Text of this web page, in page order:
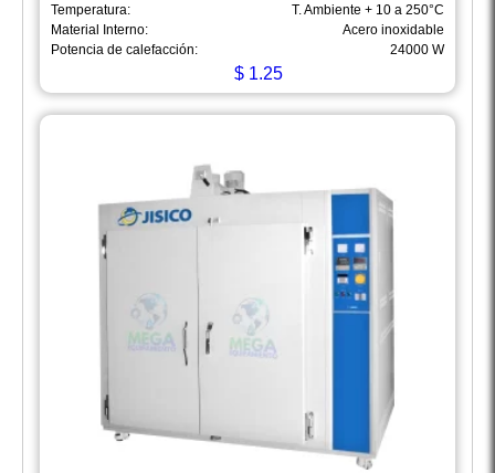
Temperatura:
T. Ambiente + 10 a 250°C
Material Interno:
Acero inoxidable
Potencia de calefacción:
24000 W
$ 1.25